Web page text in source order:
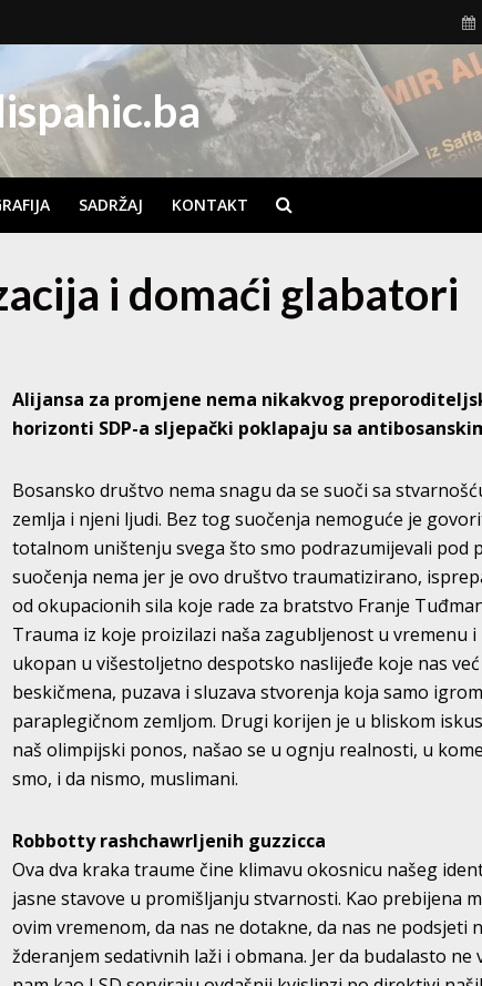
SADRŽAJ KONTAKT
i domaći glabatori
Alijansa za promjene nema nikakvog
horizonti SDP-a sljepački poklapaju sa
Bosansko društvo nema snagu da se suoči sa
zemlja i njeni ljudi. Bez tog suočenja nemoguće je
totalnom uništenju svega što smo podrazumijevali pod
suočenja nema jer je ovo društvo traumatizirano,
od okupacionih sila koje rade za bratstvo Franje
Trauma iz koje proizilazi naša zagubljenost u vremenu
ukopan u višestoljetno despotsko naslijeđe koje nas
beskičmena, puzava i sluzava stvorenja koja samo
paraplegičnom zemljom. Drugi korijen je u bliskom
naš olimpijski ponos, našao se u ognju realnosti, u
smo, i da nismo, muslimani.
Robbotty rashchawrljenih guzzicca
Ova dva kraka traume čine klimavu okosnicu našeg
jasne stavove u promišljanju stvarnosti. Kao prebijena
ovim vremenom, da nas ne dotakne, da nas ne podsjeti
žderanjem sedativnih laži i obmana. Jer da budalasto